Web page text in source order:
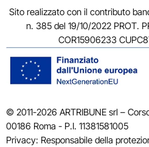
Sito realizzato con il contributo
n. 385 del 19/10/2022 PROT.
COR15906233
© 2011-2026 ARTRIBUNE srl –
00186 Roma - P.I. 11381581005
Privacy: Responsabile della